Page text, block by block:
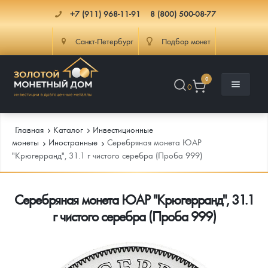
+7 (911) 968-11-91 8 (800) 500-08-77
Санкт-Петербург Подбор монет
0
0
Каталог
Каталог Монет
Инвестиционные монеты
Монеты Россия и СССР
Памятные и старинные монеты
Инфо
Как сделать заказ
Главная Каталог
Инвестиционные
монеты
Иностранные
Серебряная монета ЮАР
"Крюгерранд", 31.1 г чистого серебра (Проба 999)
Серебряная монета ЮАР "Крюгерранд", 31.1
г чистого серебра (Проба 999)